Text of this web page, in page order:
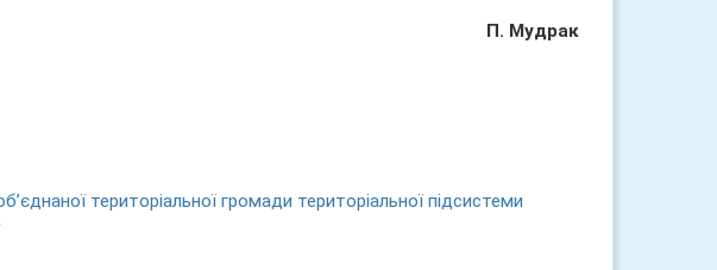
П. Мудрак
територіальної громади територіальної підсистеми